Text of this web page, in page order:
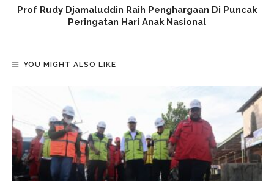
Prof Rudy Djamaluddin Raih Penghargaan Di Puncak
Peringatan Hari Anak Nasional
YOU MIGHT ALSO LIKE